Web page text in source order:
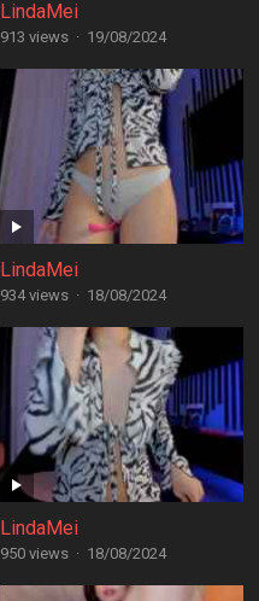
LindaMei
913 views · 19/08/2024
LindaMei
934 views · 18/08/2024
LindaMei
950 views · 18/08/2024